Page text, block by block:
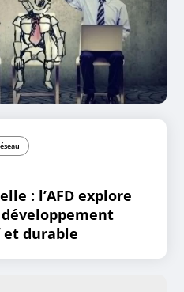
: l’AFD explore
durable